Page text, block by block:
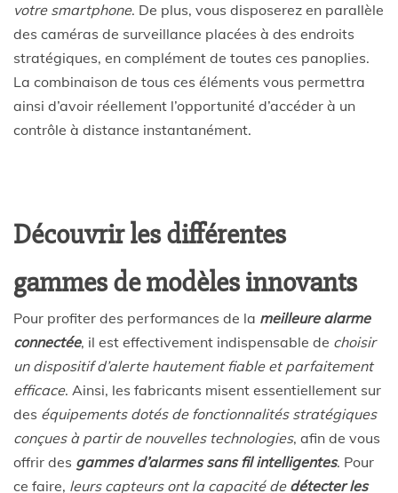
votre smartphone. De plus, vous disposerez en parallèle
des caméras de surveillance placées à des endroits
stratégiques, en complément de toutes ces panoplies.
La combinaison de tous ces éléments vous permettra
ainsi d’avoir réellement l’opportunité d’accéder à un
contrôle à distance instantanément.
Découvrir les différentes
gammes de modèles innovants
Pour profiter des performances de la meilleure alarme
connectée, il est effectivement indispensable de choisir
un dispositif d’alerte hautement fiable et parfaitement
efficace. Ainsi, les fabricants misent essentiellement sur
des équipements dotés de fonctionnalités stratégiques
conçues à partir de nouvelles technologies, afin de vous
offrir des gammes d’alarmes sans fil intelligentes. Pour
ce faire, leurs capteurs ont la capacité de détecter les